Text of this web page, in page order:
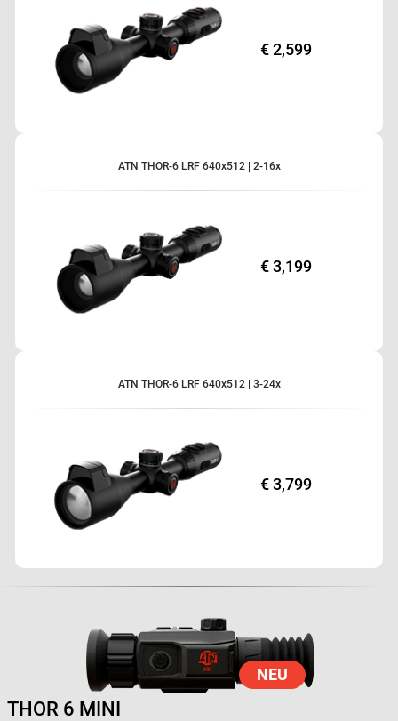
€ 2,599
ATN THOR-6 LRF 640x512 | 2-16x
€ 3,199
ATN THOR-6 LRF 640x512 | 3-24x
€ 3,799
NEU
THOR 6 MINI